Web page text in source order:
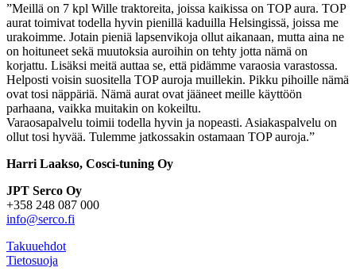
”Meillä on 7 kpl Wille traktoreita, joissa kaikissa on TOP aura. TOP
aurat toimivat todella hyvin pienillä kaduilla Helsingissä, joissa me
urakoimme. Jotain pieniä lapsenvikoja ollut aikanaan, mutta aina ne
on hoituneet sekä muutoksia auroihin on tehty jotta nämä on
korjattu. Lisäksi meitä auttaa se, että pidämme varaosia varastossa.
Helposti voisin suositella TOP auroja muillekin. Pikku pihoille nämä
ovat tosi näppäriä. Nämä aurat ovat jääneet meille käyttöön
parhaana, vaikka muitakin on kokeiltu.
Varaosapalvelu toimii todella hyvin ja nopeasti. Asiakaspalvelu on
ollut tosi hyvää. Tulemme jatkossakin ostamaan TOP auroja.”
Harri Laakso, Cosci-tuning Oy
JPT Serco Oy
+358 248 087 000
info@serco.fi
Takuuehdot
Tietosuoja